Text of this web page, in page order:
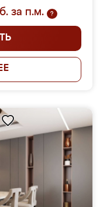
за п.м.
?